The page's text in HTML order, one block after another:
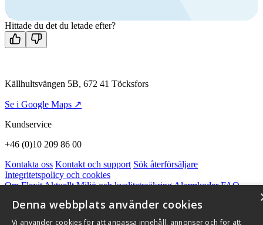
Kontakta oss
Hittade du det du letade efter?
Källhultsvängen 5B, 672 41 Töcksfors
Se i Google Maps ↗
Kundservice
+46 (0)10 209 86 00
Kontakta oss Kontakt och support Sök återförsäljare
Integritetspolicy och cookies
Om FlexitAktuellt Miljö och kvalitetssäkringAlarmkoder FAQ
Denna webbplats använder cookies
Vi använder cookies för att anpassa innehåll, annonser och för att